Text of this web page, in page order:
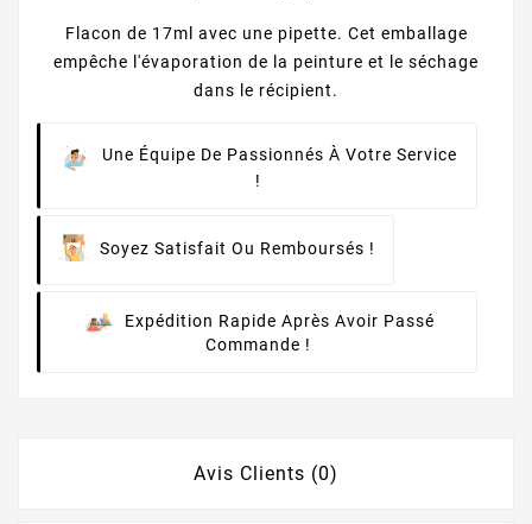
Flacon de 17ml avec une pipette. Cet emballage
empêche l'évaporation de la peinture et le séchage
dans le récipient.
Une Équipe De Passionnés À Votre Service
!
Soyez Satisfait Ou Remboursés !
Expédition Rapide Après Avoir Passé
Commande !
Avis Clients (0)